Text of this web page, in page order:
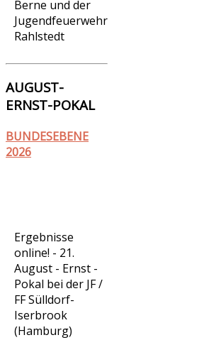
Berne und der
Jugendfeuerwehr
Rahlstedt
AUGUST-
ERNST-POKAL
BUNDESEBENE
2026
Ergebnisse
online! - 21.
August - Ernst -
Pokal bei der JF /
FF Sülldorf-
Iserbrook
(Hamburg)